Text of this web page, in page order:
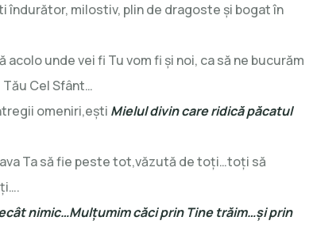
îndurător, milostiv, plin de dragoste şi bogat în
unde vei fi Tu vom fi şi noi, ca să ne bucurăm
Cel Sfânt…
omeniri,eşti Mielul divin care ridică păcatul
Ta să fie peste tot,văzută de toţi…toţi să
nimic…Mulţumim căci prin Tine trăim…şi prin